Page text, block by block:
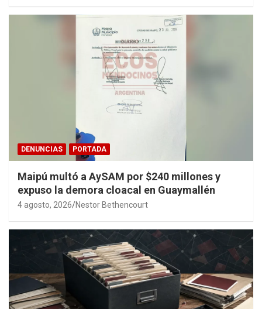
DENUNCIAS PORTADA
Maipú multó a AySAM por $240 millones y
expuso la demora cloacal en Guaymallén
4 agosto, 2026 Nestor Bethencourt